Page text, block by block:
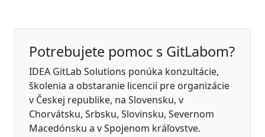
Potrebujete pomoc s GitLabom?
IDEA GitLab Solutions ponúka konzultácie,
školenia a obstaranie licencií pre organizácie
v Českej republike, na Slovensku, v
Chorvátsku, Srbsku, Slovinsku, Severnom
Macedónsku a v Spojenom kráľovstve.